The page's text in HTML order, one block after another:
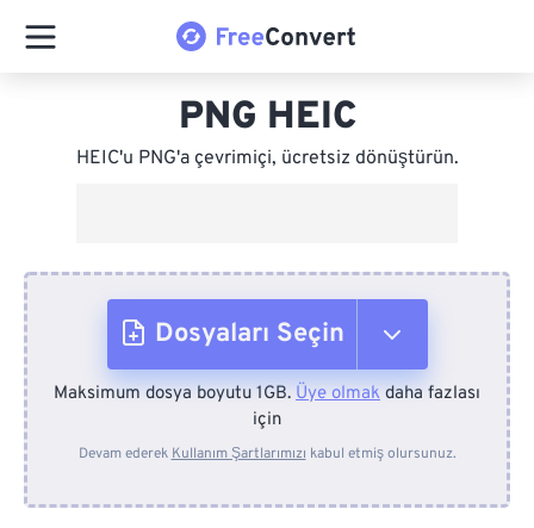
PNG HEIC
HEIC'u PNG'a çevrimiçi, ücretsiz dönüştürün.
Dosyaları Seçin
Cihazdan
Maksimum dosya boyutu 1GB. Üye olmak daha fazlası
için
Devam ederek Kullanım Şartlarımızı kabul etmiş olursunuz.